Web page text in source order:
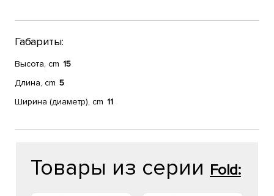
Габариты:
Высота, cm 15
Длина, cm 5
Ширина (диаметр), cm 11
Товары из серии Fold: